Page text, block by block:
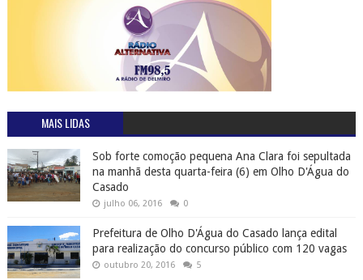
MAIS LIDAS
Sob forte comoção pequena Ana Clara foi sepultada
na manhã desta quarta-feira (6) em Olho D'Água do
Casado
julho 06, 2016 0
Prefeitura de Olho D'Água do Casado lança edital
para realização do concurso público com 120 vagas
outubro 20, 2016 5